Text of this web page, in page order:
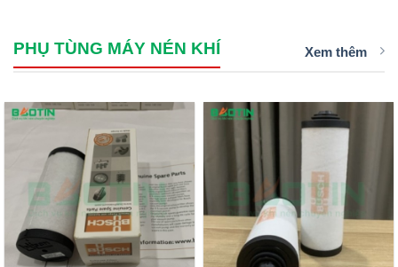
PHỤ TÙNG MÁY NÉN KHÍ Xem thêm